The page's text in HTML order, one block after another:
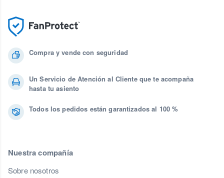
Compra y vende con seguridad
Un Servicio de Atención al Cliente que te acompaña
hasta tu asiento
Todos los pedidos están garantizados al 100 %
Nuestra compañía
Sobre nosotros